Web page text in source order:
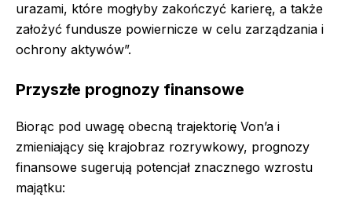
urazami, które mogłyby zakończyć karierę, a także
założyć fundusze powiernicze w celu zarządzania i
ochrony aktywów”.
Przyszłe prognozy finansowe
Biorąc pod uwagę obecną trajektorię Von’a i
zmieniający się krajobraz rozrywkowy, prognozy
finansowe sugerują potencjał znacznego wzrostu
majątku: